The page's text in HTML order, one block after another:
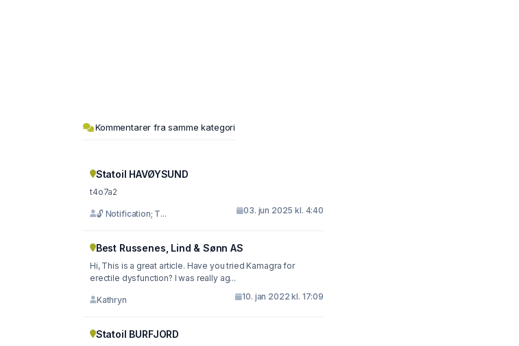
Kommentarer fra samme kategori
Statoil HAVØYSUND
t4o7a2
🔓 Notification; T... 03. jun 2025 kl. 4:40
Best Russenes, Lind & Sønn AS
Hi, This is a great article. Have you tried Kamagra for
erectile dysfunction? I was really ag...
Kathryn 10. jan 2022 kl. 17:09
Statoil BURFJORD